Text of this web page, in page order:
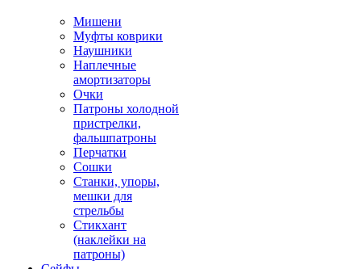
Мишени
Муфты коврики
Наушники
Наплечные
амортизаторы
Очки
Патроны холодной
пристрелки,
фальшпатроны
Перчатки
Сошки
Станки, упоры,
мешки для
стрельбы
Стикхант
(наклейки на
патроны)